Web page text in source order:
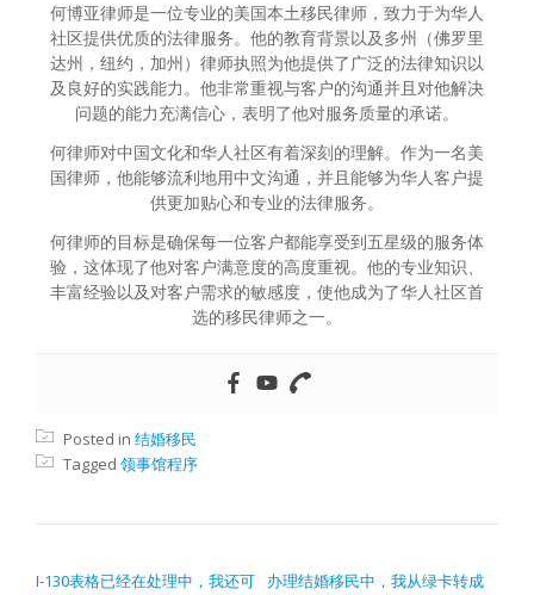
何博亚律师是一位专业的美国本土移民律师，致力于为华人
社区提供优质的法律服务。他的教育背景以及多州（佛罗里
达州，纽约，加州）律师执照为他提供了广泛的法律知识以
及良好的实践能力。他非常重视与客户的沟通并且对他解决
问题的能力充满信心，表明了他对服务质量的承诺。
何律师对中国文化和华人社区有着深刻的理解。作为一名美
国律师，他能够流利地用中文沟通，并且能够为华人客户提
供更加贴心和专业的法律服务。
何律师的目标是确保每一位客户都能享受到五星级的服务体
验，这体现了他对客户满意度的高度重视。他的专业知识、
丰富经验以及对客户需求的敏感度，使他成为了华人社区首
选的移民律师之一。
Posted in 结婚移民
Tagged 领事馆程序
I-130表格已经在处理中，我还可
办理结婚移民中，我从绿卡转成